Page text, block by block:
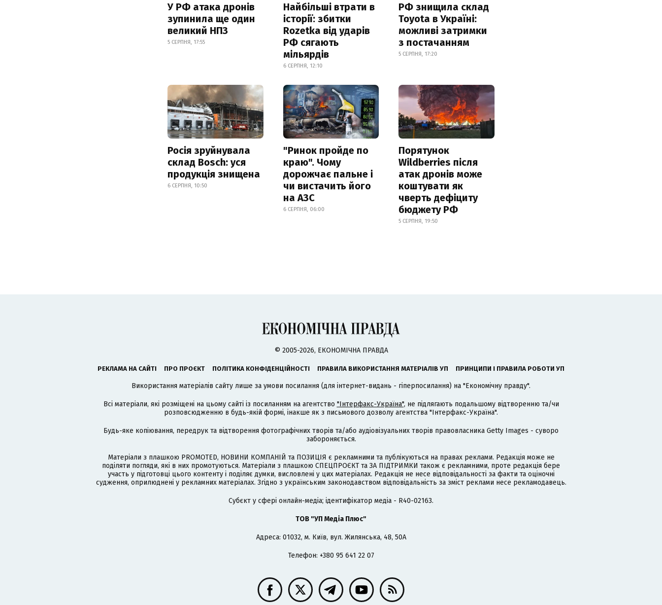
У РФ атака дронів
зупинила ще один
великий НПЗ
5 СЕРПНЯ, 17:55
Найбільші втрати в
історії: збитки
Rozetka від ударів
РФ сягають
мільярдів
6 СЕРПНЯ, 12:10
РФ знищила склад
Toyota в Україні:
можливі затримки
з постачанням
5 СЕРПНЯ, 17:20
Росія зруйнувала
склад Bosch: уся
продукція знищена
6 СЕРПНЯ, 10:50
"Ринок пройде по
краю". Чому
дорожчає пальне і
чи вистачить його
на АЗС
6 СЕРПНЯ, 06:00
Порятунок
Wildberries після
атак дронів може
коштувати як
чверть дефіциту
бюджету РФ
5 СЕРПНЯ, 19:50
© 2005-2026, ЕКОНОМІЧНА ПРАВДА
РЕКЛАМА НА САЙТІ ПРО ПРОЄКТ ПОЛІТИКА КОНФІДЕНЦІЙНОСТІ ПРАВИЛА ВИКОРИСТАННЯ МАТЕРІАЛІВ УП ПРИНЦИПИ І ПРАВИЛА РОБОТИ УП
Використання матеріалів сайту лише за умови посилання (для інтернет-видань - гіперпосилання) на "Економічну правду".
Всі матеріали, які розміщені на цьому сайті із посиланням на агентство "Інтерфакс-Україна", не підлягають подальшому відтворенню та/чи
розповсюдженню в будь-якій формі, інакше як з письмового дозволу агентства "Інтерфакс-Україна".
Будь-яке копіювання, передрук та відтворення фотографічних творів та/або аудіовізуальних творів правовласника Getty Images - суворо
забороняється.
Матеріали з плашкою PROMOTED, НОВИНИ КОМПАНІЙ та ПОЗИЦІЯ є рекламними та публікуються на правах реклами. Редакція може не
поділяти погляди, які в них промотуються. Матеріали з плашкою СПЕЦПРОЄКТ та ЗА ПІДТРИМКИ також є рекламними, проте редакція бере
участь у підготовці цього контенту і поділяє думки, висловлені у цих матеріалах. Редакція не несе відповідальності за факти та оціночні
судження, оприлюднені у рекламних матеріалах. Згідно з українським законодавством відповідальність за зміст реклами несе рекламодавець.
Cубєкт у сфері онлайн-медіа; ідентифікатор медіа - R40-02163.
ТОВ "УП Медіа Плюс"
Адреса: 01032, м. Київ, вул. Жилянська, 48, 50А
Телефон: +380 95 641 22 07